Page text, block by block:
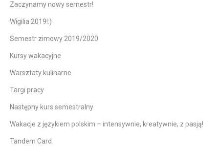
Zaczynamy nowy semestr!
Wigilia 2019!:)
Semestr zimowy 2019/2020
Kursy wakacyjne
Warsztaty kulinarne
Targi pracy
Następny kurs semestralny
Wakacje z językiem polskim – intensywnie, kreatywnie, z pasją!
Tandem Card